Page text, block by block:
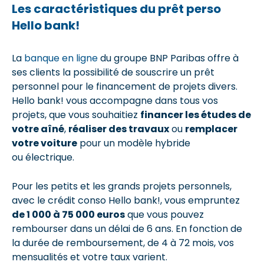
Les caractéristiques du prêt perso
Hello bank!
La banque en lignedu groupe BNP Paribas offre à
ses clients la possibilité de souscrire un prêt
personnel pour le financement de projets divers.
Hello bank! vous accompagne dans tous vos
projets, que vous souhaitiez financer les études de
votre aîné, réaliser des travauxou remplacer
votre voiture pour un modèle hybride
ou électrique.
Pour les petits et les grands projets personnels,
avec le crédit conso Hello bank!, vous empruntez
de 1 000 à 75 000 eurosque vous pouvez
rembourser dans un délai de 6 ans. En fonction de
la durée de remboursement, de 4 à 72 mois, vos
mensualités et votre taux varient.